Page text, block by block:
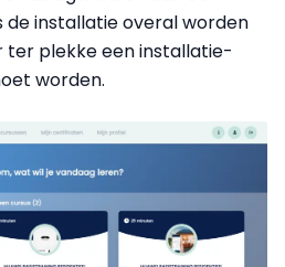
de installatie overal worden
ter plekke een installatie-
worden.